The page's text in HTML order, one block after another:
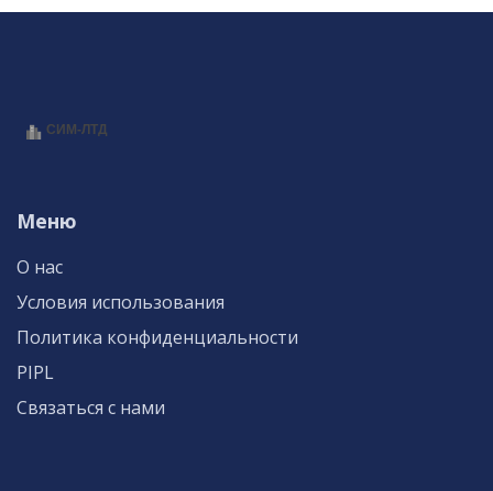
Меню
О нас
Условия использования
Политика конфиденциальности
PIPL
Связаться с нами